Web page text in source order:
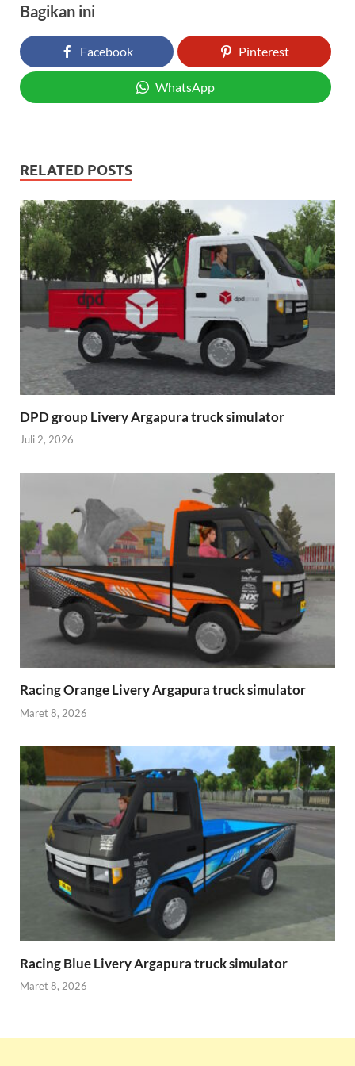
Bagikan ini
Facebook Pinterest
WhatsApp
RELATED POSTS
DPD group Livery Argapura truck simulator
Juli 2, 2026
Racing Orange Livery Argapura truck simulator
Maret 8, 2026
Racing Blue Livery Argapura truck simulator
Maret 8, 2026